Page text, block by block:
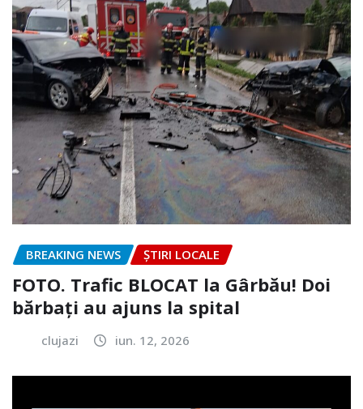
BREAKING NEWS ȘTIRI LOCALE
FOTO. Trafic BLOCAT la Gârbău! Doi
bărbați au ajuns la spital
clujazi iun. 12, 2026